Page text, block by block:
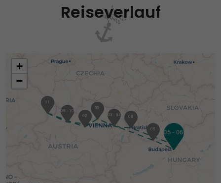
Reiseverlauf
01
02
02
03 - 04
05 05 - 06
07
08
09 - 10
11
+
−